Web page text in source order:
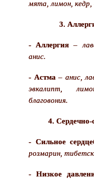
мята, лимон, кедр,
3.
- Аллергия –
анис.
- Астма – анис,
эвкалипт,
благовония.
4. Сердечно-
- Сильное
розмарин,
- Низкое